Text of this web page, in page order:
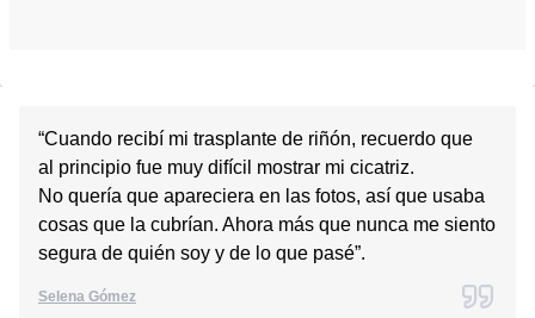
“Cuando recibí mi trasplante de riñón, recuerdo que
al principio fue muy difícil mostrar mi cicatriz.
No quería que apareciera en las fotos, así que usaba
cosas que la cubrían. Ahora más que nunca me siento
segura de quién soy y de lo que pasé”.
Selena Gómez